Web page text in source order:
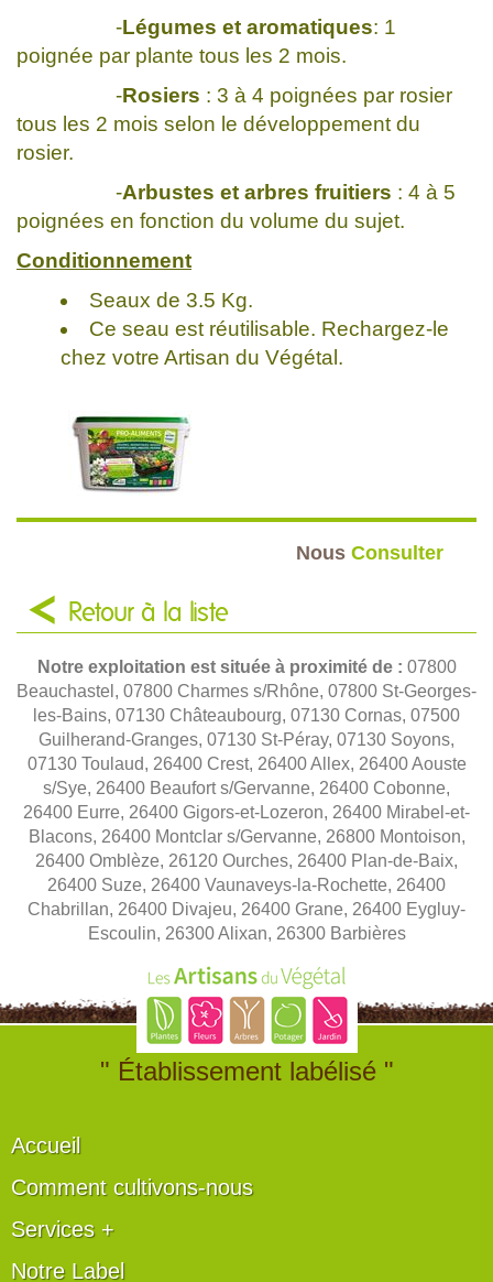
-Légumes et aromatiques: 1
poignée par plante tous les 2 mois.
-Rosiers : 3 à 4 poignées par rosier
tous les 2 mois selon le développement du
rosier.
-Arbustes et arbres fruitiers : 4 à 5
poignées en fonction du volume du sujet.
Conditionnement
Seaux de 3.5 Kg.
Ce seau est réutilisable. Rechargez-le
chez votre Artisan du Végétal.
Nous Consulter
Retour à la liste
Notre exploitation est située à proximité de : 07800
Beauchastel, 07800 Charmes s/Rhône, 07800 St-Georges-
les-Bains, 07130 Châteaubourg, 07130 Cornas, 07500
Guilherand-Granges, 07130 St-Péray, 07130 Soyons,
07130 Toulaud, 26400 Crest, 26400 Allex, 26400 Aouste
s/Sye, 26400 Beaufort s/Gervanne, 26400 Cobonne,
26400 Eurre, 26400 Gigors-et-Lozeron, 26400 Mirabel-et-
Blacons, 26400 Montclar s/Gervanne, 26800 Montoison,
26400 Omblèze, 26120 Ourches, 26400 Plan-de-Baix,
26400 Suze, 26400 Vaunaveys-la-Rochette, 26400
Chabrillan, 26400 Divajeu, 26400 Grane, 26400 Eygluy-
Escoulin, 26300 Alixan, 26300 Barbières
" Établissement labélisé "
Accueil
Comment cultivons-nous
Services +
Notre Label